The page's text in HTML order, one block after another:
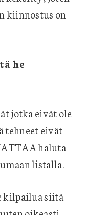
kiinnostus on
he
jotka eivät ole
tehneet eivät
haluta
listalla.
kilpailua siitä